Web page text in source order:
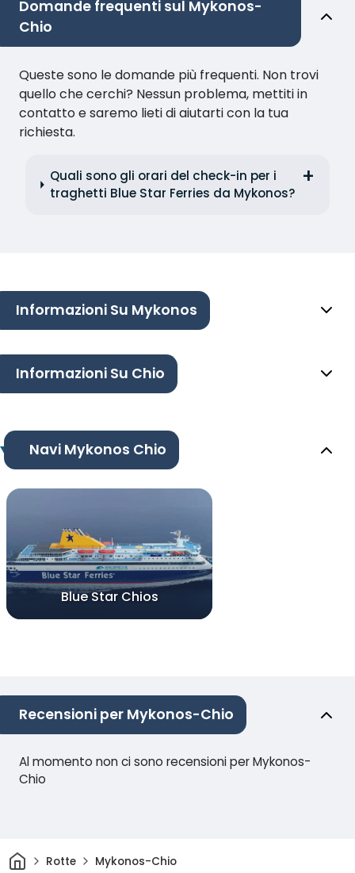
Domande frequenti sul Mykonos-
Chio
Queste sono le domande più frequenti. Non trovi
quello che cerchi? Nessun problema, mettiti in
contatto e saremo lieti di aiutarti con la tua
richiesta.
Quali sono gli orari del check-in per i
traghetti Blue Star Ferries da Mykonos?
Informazioni Su Mykonos
Informazioni Su Chio
Navi Mykonos Chio
Blue Star Chios
Recensioni per Mykonos-Chio
Al momento non ci sono recensioni per Mykonos-
Chio
CasaRotte Mykonos-Chio